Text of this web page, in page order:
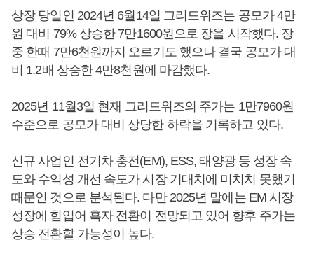
상장 당일인 2024년 6월14일 그리드위즈는 공모가 4만
원 대비 79% 상승한 7만1600원으로 장을 시작했다. 장
중 한때 7만6천원까지 오르기도 했으나 결국 공모가 대
비 1.2배 상승한 4만8천원에 마감했다.
2025년 11월3일 현재 그리드위즈의 주가는 1만7960원
수준으로 공모가 대비 상당한 하락을 기록하고 있다.
신규 사업인 전기차 충전(EM), ESS, 태양광 등 성장 속
도와 수익성 개선 속도가 시장 기대치에 미치치 못했기
때문인 것으로 분석된다. 다만 2025년 말에는 EM 시장
성장에 힘입어 흑자 전환이 전망되고 있어 향후 주가는
상승 전환할 가능성이 높다.